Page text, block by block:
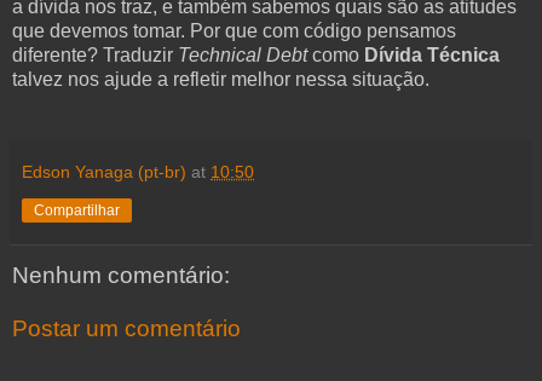
a dívida nos traz, e também sabemos quais são as atitudes
que devemos tomar. Por que com código pensamos
diferente? Traduzir Technical Debtcomo Dívida Técnica
talvez nos ajude a refletir melhor nessa situação.
Edson Yanaga (pt-br) at 10:50
Compartilhar
Nenhum comentário:
Postar um comentário